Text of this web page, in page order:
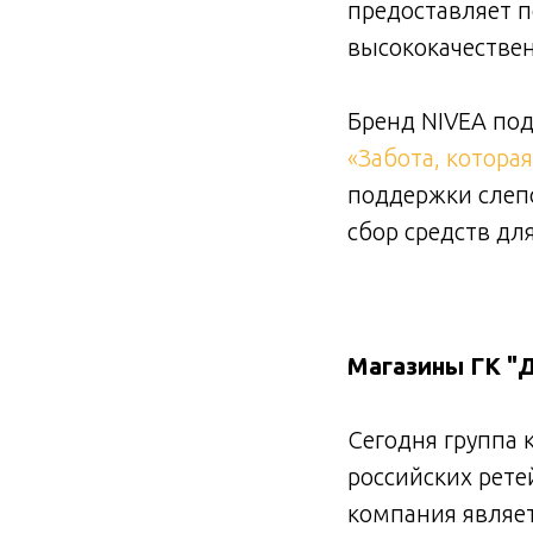
предоставляет
Бренд NIVEA
«Забота,
поддержки
сбор средств
Магазины ГК
Сегодня
российских
компания